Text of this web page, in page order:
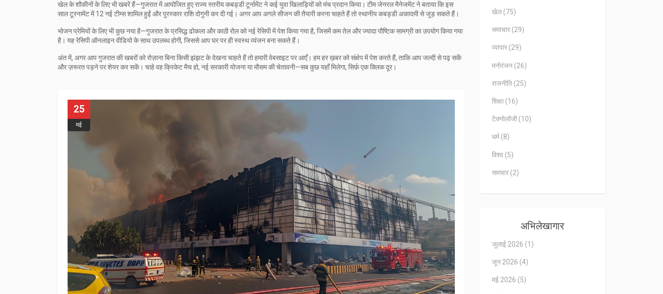
खेल के शौकीनों के लिए भी खबरें हैं—गुजरात में आयोजित हुए राज्य स्तरीय कबड्डी टूर्नामेंट ने कई युवा खिलाड़ियों को मंच प्रदान किया। टीम जेनरल मैनेजमेंट ने बताया कि इस
साल टूरनामेंट में 12 नई टीम्स शामिल हुईं और पुरस्कार राशि दोगुनी कर दी गई। अगर आप अगले सीजन की तैयारी करना चाहते हैं तो स्थानीय कबड्डी अकादमी से जुड़ सकते हैं।
भोजन प्रेमियों के लिए भी कुछ नया है—गुजरात के प्रसिद्ध ढोकला और काठी रोल को नई रेसिपी में पेश किया गया है, जिसमें कम तेल और ज्यादा पौष्टिक सामग्री का उपयोग किया गया
है। यह रेसिपी ऑनलाइन वीडियो के साथ उपलब्ध होगी, जिससे आप घर पर ही स्वस्थ व्यंजन बना सकते हैं।
अंत में, अगर आप गुजरात की खबरों को रोज़ाना बिना किसी झंझट के देखना चाहते हैं तो हमारी वेबसाइट पर आएँ। हम हर ख़बर को संक्षेप में पेश करते हैं, ताकि आप जल्दी से पढ़ सकें
और ज़रूरत पड़ने पर शेयर कर सकें। चाहे वह क्रिकेट मैच हो, नई सरकारी योजना या मौसम की चेतावनी—सब कुछ यहाँ मिलेगा, सिर्फ़ एक क्लिक दूर।
25
मई
खेल (75)
समाचार (29)
व्यापार (29)
मनोरंजन (26)
राजनीति (25)
शिक्षा (16)
टेक्नोलॉजी (10)
धर्म (8)
विश्व (5)
समचार (2)
अभिलेखागार
जुलाई 2026 (1)
जून 2026 (4)
मई 2026 (5)